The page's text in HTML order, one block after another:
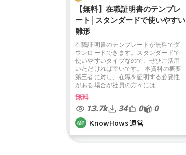
【無料】在職証明書のテンプレ
ート│スタンダードで使いやすい
雛形
在職証明書のテンプレートが無料でダ
ウンロードできます。スタンダードで
使いやすいタイプなので、ぜひご活用
いただければ幸いです。 本資料の概要
第三者に対し、在職を証明する必要性
がある場合が社員の方々には...
無料
13.7k 34 0 0
KnowHows 運営